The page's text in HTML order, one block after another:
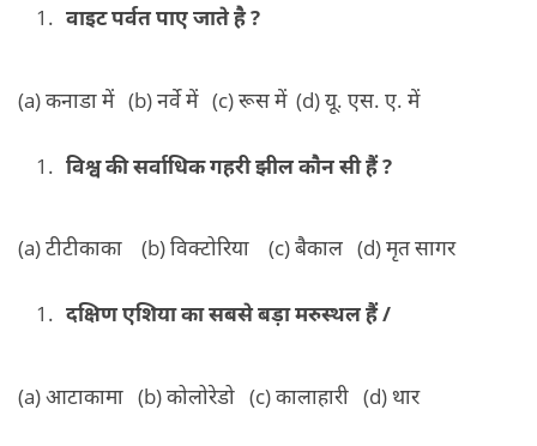
वाइट पर्वत पाए जाते है ?
(a) कनाडा में (b) नर्वे में (c) रूस में (d) यू. एस. ए. में
विश्व की सर्वाधिक गहरी झील कौन सी हैं ?
(a) टीटीकाका (b) विक्टोरिया (c) बैकाल (d) मृत सागर
दक्षिण एशिया का सबसे बड़ा मरुस्थल हैं /
(a) आटाकामा (b) कोलोरेडो (c) कालाहारी (d) थार